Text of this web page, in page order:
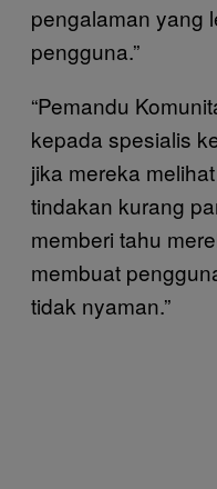
pengalaman yang
pengguna.”
“Pemandu
kepada spesialis
jika mereka
tindakan kurang
memberi tahu
membuat
tidak nyaman.”